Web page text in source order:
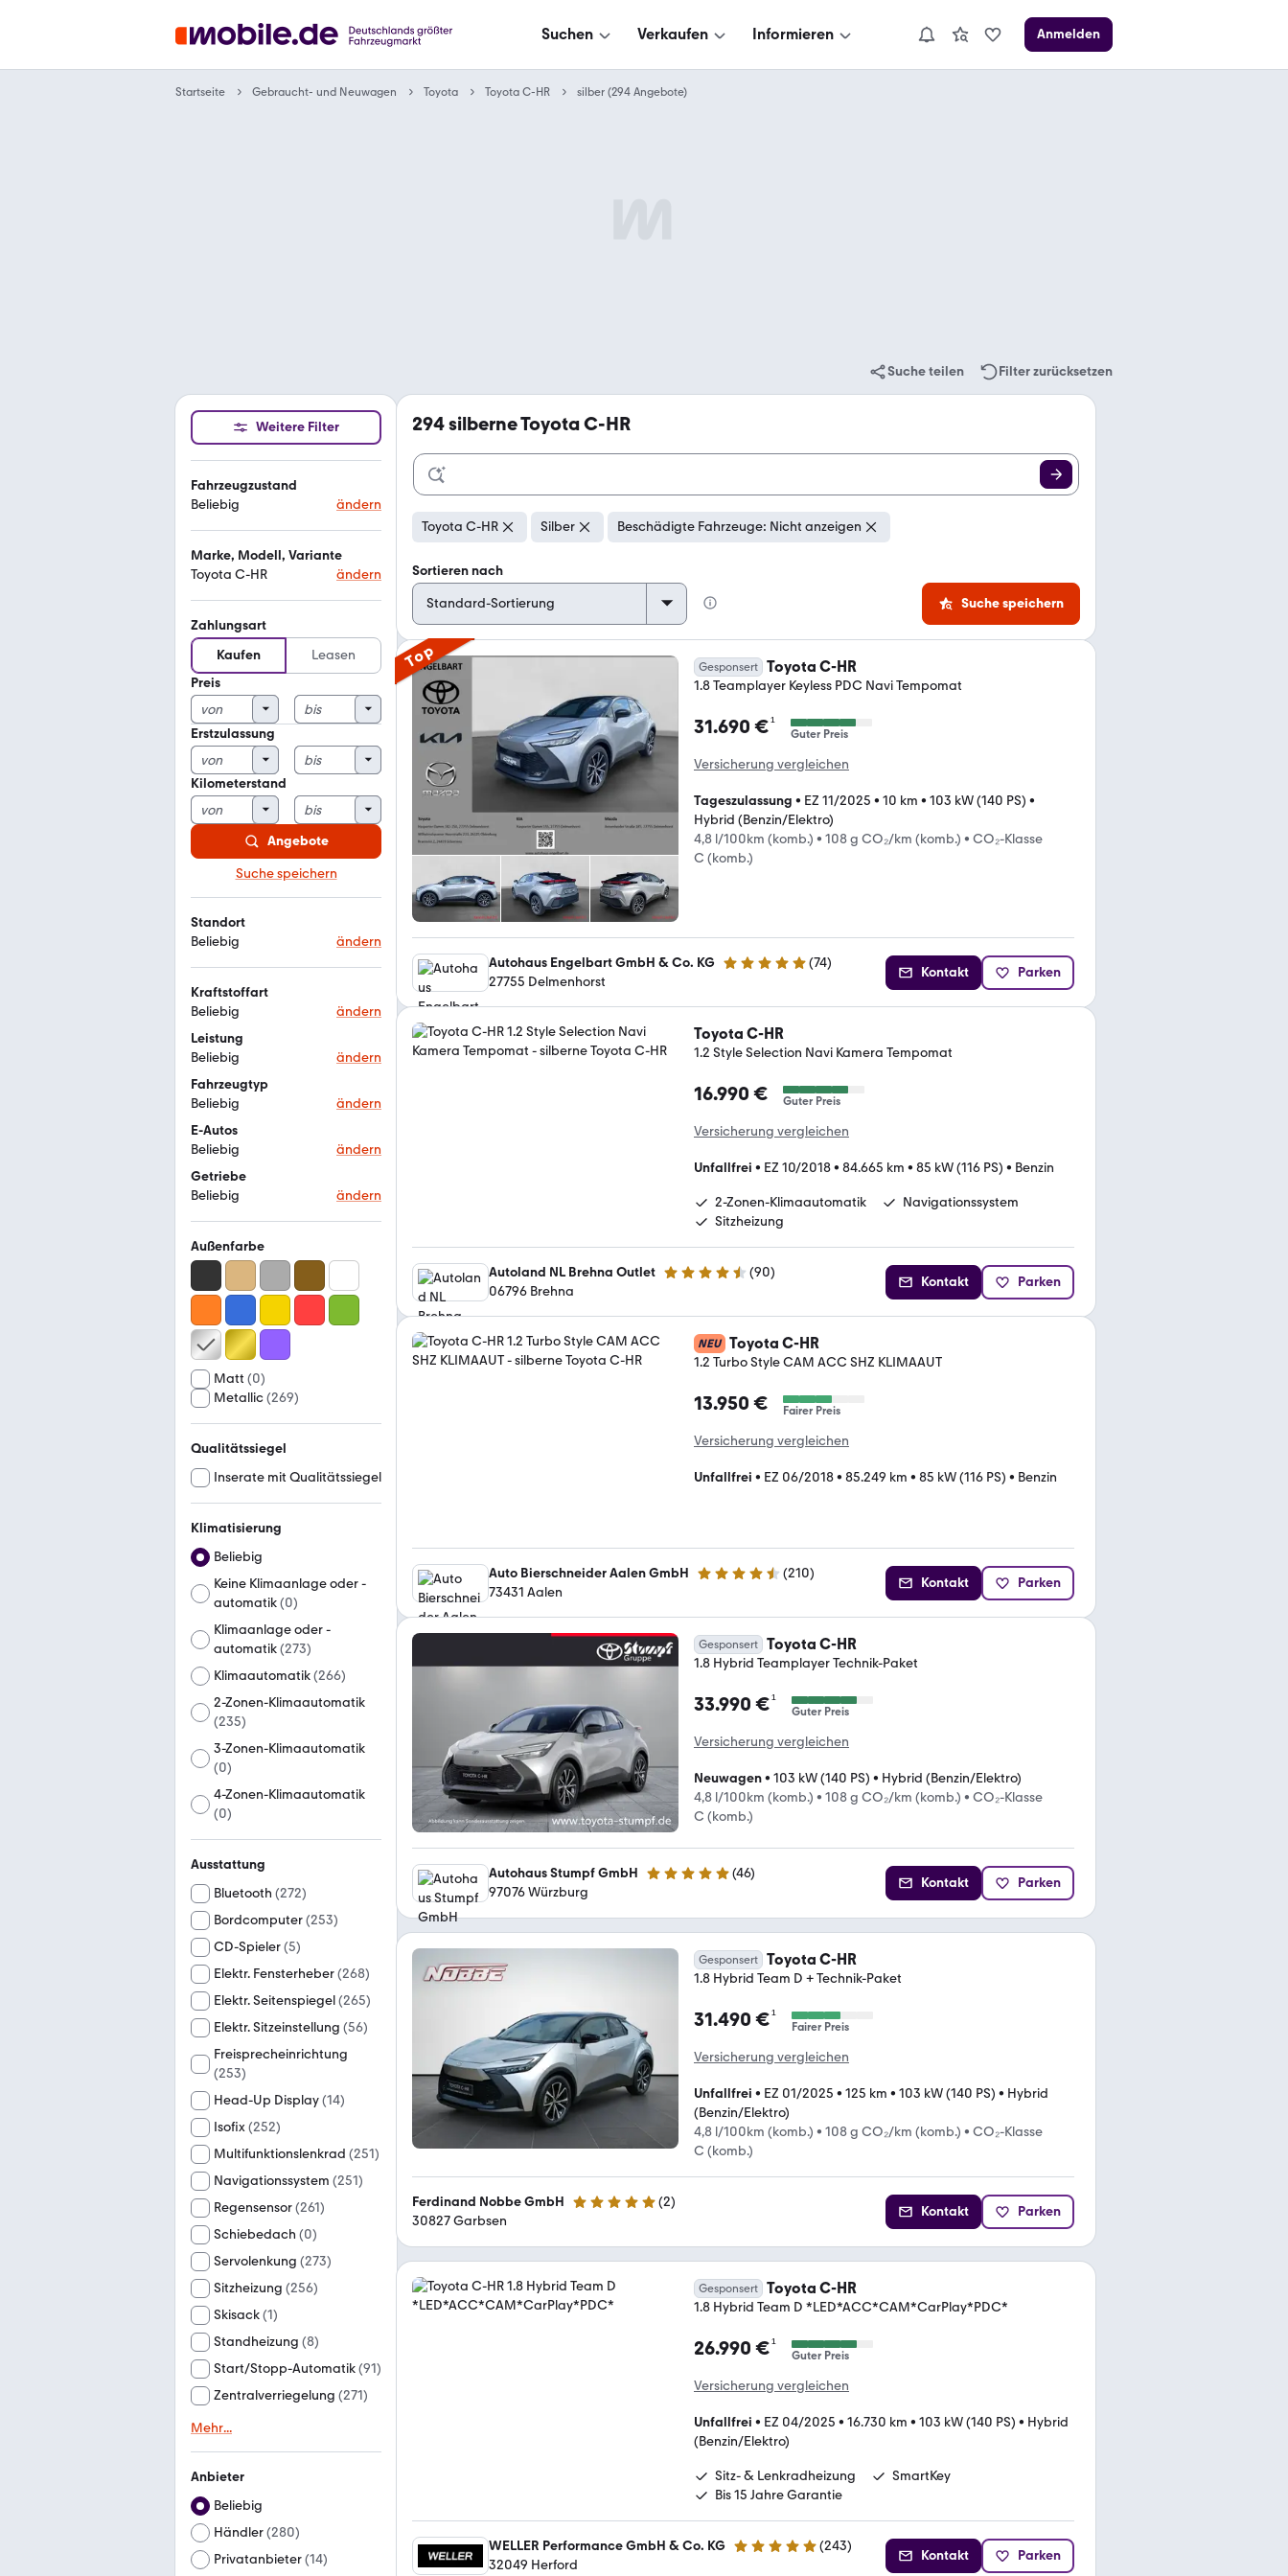
Suchen Verkaufen Informieren Anmelden
Startseite Gebraucht- und Neuwagen Toyota Toyota C-HR silber (294 Angebote)
Suche teilen Filter zurücksetzen
Weitere Filter
Fahrzeugzustand
Beliebig
ändern
Marke, Modell, Variante
Toyota C-HR
ändern
Zahlungsart
Kaufen
Leasen
Preis
Erstzulassung
Kilometerstand
Angebote
Suche speichern
Standort
Beliebig
ändern
Kraftstoffart
Beliebig
ändern
Leistung
Beliebig
ändern
Fahrzeugtyp
Beliebig
ändern
E-Autos
Beliebig
ändern
Getriebe
Beliebig
ändern
Außenfarbe
Matt (0)
Metallic(269)
Qualitätssiegel
Inserate mit Qualitätssiegel
Klimatisierung
Beliebig
Keine Klimaanlage oder -
automatik(0)
Klimaanlage oder -
automatik(273)
Klimaautomatik(266)
2-Zonen-Klimaautomatik
(235)
3-Zonen-Klimaautomatik
(0)
4-Zonen-Klimaautomatik
(0)
Ausstattung
Bluetooth (272)
Bordcomputer(253)
CD-Spieler(5)
Elektr. Fensterheber(268)
Elektr. Seitenspiegel(265)
Elektr. Sitzeinstellung (56)
Freisprecheinrichtung
(253)
Head-Up Display(14)
Isofix(252)
Multifunktionslenkrad (251)
Navigationssystem (251)
Regensensor(261)
Schiebedach (0)
Servolenkung (273)
Sitzheizung (256)
Skisack(1)
Standheizung (8)
Start/Stopp-Automatik(91)
Zentralverriegelung (271)
Mehr...
Anbieter
Beliebig
Händler(280)
Privatanbieter(14)
294silberne Toyota C-HR
Toyota C-HR Silber Beschädigte Fahrzeuge: Nicht anzeigen
Sortieren nach
Suche speichern
Top Gesponsert Toyota C-HR
1.8 Teamplayer Keyless PDC Navi Tempomat
31.690 €¹
Guter Preis
Versicherung vergleichen
Tageszulassung • EZ 11/2025 • 10 km • 103 kW (140 PS) •
Hybrid (Benzin/Elektro)
4,8 l/100km (komb.) • 108 g CO₂/km (komb.) • CO₂-Klasse
C (komb.)
Autohaus Engelbart GmbH & Co. KG 4.9 Sterne (74)
27755 Delmenhorst
Kontakt Parken
Toyota C-HR
1.2 Style Selection Navi Kamera Tempomat
16.990 € Guter Preis
Versicherung vergleichen
Unfallfrei • EZ 10/2018• 84.665 km • 85 kW (116 PS) • Benzin
2-Zonen-Klimaautomatik
Navigationssystem
Sitzheizung
Autoland NL Brehna Outlet 4.3 Sterne (90)
06796 Brehna
Kontakt Parken
NEU Toyota C-HR
1.2 Turbo Style CAM ACC SHZ KLIMAAUT
13.950 € Fairer Preis
Versicherung vergleichen
Unfallfrei • EZ 06/2018• 85.249 km • 85 kW (116 PS) • Benzin
Auto Bierschneider Aalen GmbH 4.5 Sterne (210)
73431 Aalen
Kontakt Parken
Gesponsert Toyota C-HR
1.8 Hybrid Teamplayer Technik-Paket
33.990 €¹
Guter Preis
Versicherung vergleichen
Neuwagen• 103 kW (140 PS) • Hybrid (Benzin/Elektro)
4,8 l/100km (komb.) • 108 g CO₂/km (komb.) • CO₂-Klasse
C (komb.)
Autohaus Stumpf GmbH 4.8 Sterne (46)
97076 Würzburg
Kontakt Parken
Gesponsert Toyota C-HR
1.8 Hybrid Team D + Technik-Paket
31.490 €¹
Fairer Preis
Versicherung vergleichen
Unfallfrei • EZ 01/2025 • 125 km • 103 kW (140 PS) • Hybrid
(Benzin/Elektro)
4,8 l/100km (komb.) • 108 g CO₂/km (komb.) • CO₂-Klasse
C (komb.)
Ferdinand Nobbe GmbH 5 Sterne (2)
30827 Garbsen
Kontakt Parken
Gesponsert Toyota C-HR
1.8 Hybrid Team D *LED*ACC*CAM*CarPlay*PDC*
26.990 €¹
Guter Preis
Versicherung vergleichen
Unfallfrei • EZ 04/2025 • 16.730 km • 103 kW (140 PS) • Hybrid
(Benzin/Elektro)
Sitz- & Lenkradheizung
SmartKey
Bis 15 Jahre Garantie
WELLER Performance GmbH & Co. KG 4.8 Sterne (243)
32049 Herford
Kontakt Parken